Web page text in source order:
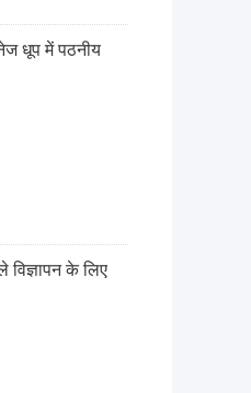
धूप में पठनीय
विज्ञापन के लिए